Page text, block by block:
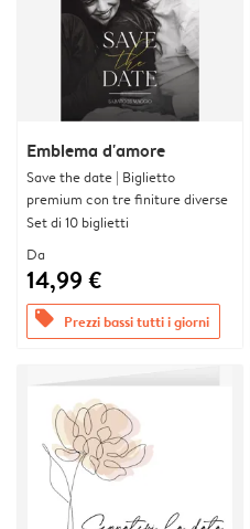
Emblema d'amore
Save the date | Biglietto
premium con tre finiture diverse
Set di 10 biglietti
Da
14,99 €
offers Prezzi bassi tutti i giorni